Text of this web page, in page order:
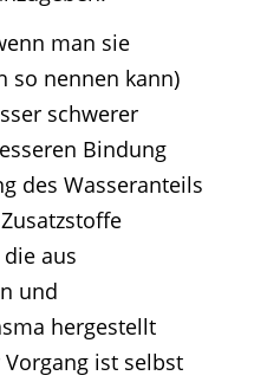
man sie
so nennen kann)
schwerer
Bindung
des Wasseranteils
aus
und
hergestellt
ist selbst